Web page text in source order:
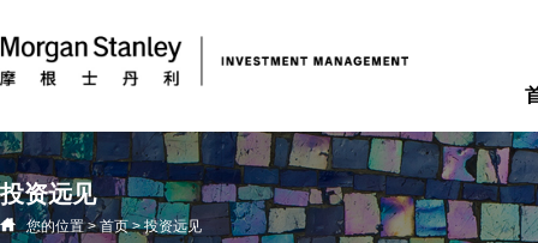
投资远见
您的位置>首页>投资远见